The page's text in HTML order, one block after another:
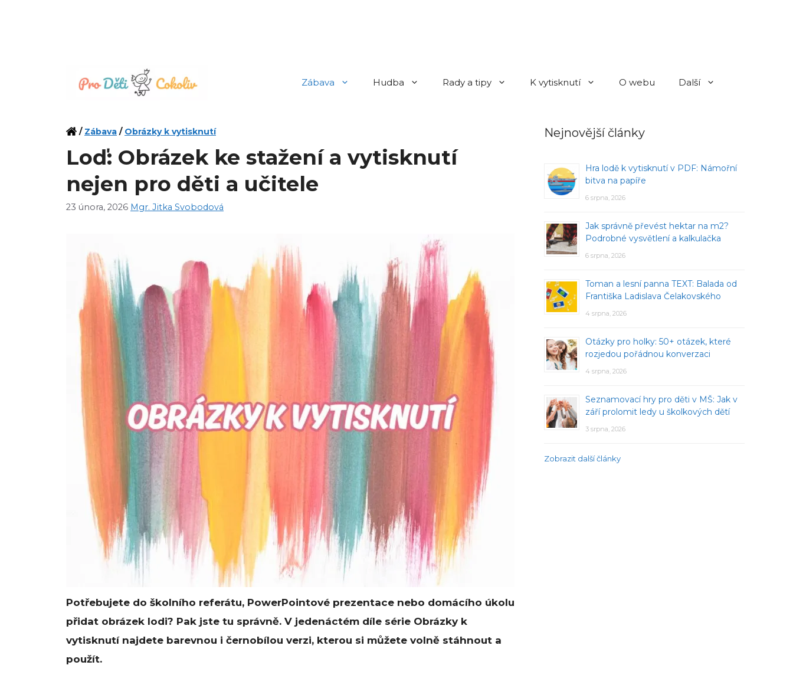
Zábava Hudba Rady a tipy K vytisknutí O webu Další
/ Zábava / Obrázky k vytisknutí
Loď: Obrázek ke stažení a vytisknutí
nejen pro děti a učitele
23 února, 2026 Mgr. Jitka Svobodová
Potřebujete do školního referátu, PowerPointové prezentace nebo domácího úkolu
přidat obrázek lodi? Pak jste tu správně. V jedenáctém díle série Obrázky k
vytisknutí najdete barevnou i černobílou verzi, kterou si můžete volně stáhnout a
použít.
Nejnovější články
Hra lodě k vytisknutí v PDF: Námořní
bitva na papíře
6 srpna, 2026
Jak správně převést hektar na m2?
Podrobné vysvětlení a kalkulačka
6 srpna, 2026
Toman a lesní panna TEXT: Balada od
Františka Ladislava Čelakovského
4 srpna, 2026
Otázky pro holky: 50+ otázek, které
rozjedou pořádnou konverzaci
4 srpna, 2026
Seznamovací hry pro děti v MŠ: Jak v
září prolomit ledy u školkových dětí
3 srpna, 2026
Zobrazit další články